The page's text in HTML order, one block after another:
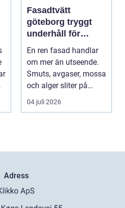
Fasadtvätt
göteborg tryggt
underhåll för
hållbara fasader
En ren fasad handlar
om mer än utseende.
Smuts, avgaser, mossa
och alger sliter på
materialen och ka...
04 juli 2026
Adress